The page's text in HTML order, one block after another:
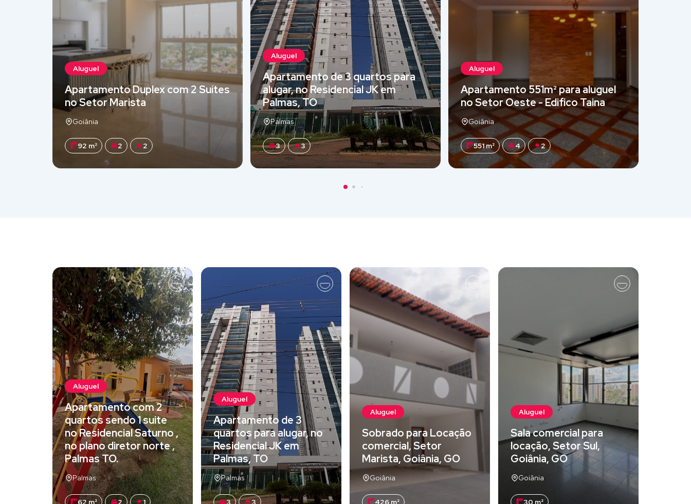
Aluguel
Apartamento Duplex com 2 Suítes
no Setor Marista
Goiânia
92 m² 2 2
Aluguel
Apartamento de 3 quartos para
alugar, no Residencial JK em
Palmas, TO
Palmas
3 3
Aluguel
Apartamento 551m² para aluguel
no Setor Oeste - Edifico Taina
Goiânia
551 m² 4 2
Aluguel
Apartamento com 2
quartos sendo 1 suite
no Residencial Saturno ,
no plano diretor norte ,
Palmas TO.
Palmas
62 m² 2 1
Aluguel
Apartamento de 3
quartos para alugar, no
Residencial JK em
Palmas, TO
Palmas
3 3
Aluguel
Sobrado para Locação
comercial, Setor
Marista, Goiânia, GO
Goiânia
426 m²
Aluguel
Sala comercial para
locação, Setor Sul,
Goiânia, GO
Goiânia
30 m²